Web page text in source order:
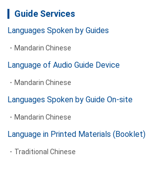
Guide Services
Languages Spoken by Guides
Mandarin Chinese
Language of Audio Guide Device
Mandarin Chinese
Languages Spoken by Guide On-site
Mandarin Chinese
Language in Printed Materials (Booklet)
Traditional Chinese